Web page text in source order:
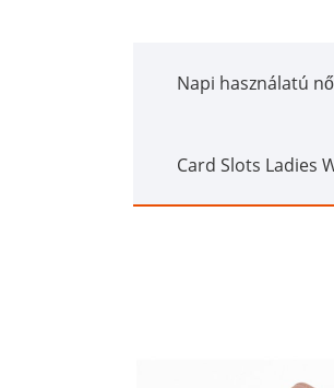
Napi használatú
Card Slots Ladies